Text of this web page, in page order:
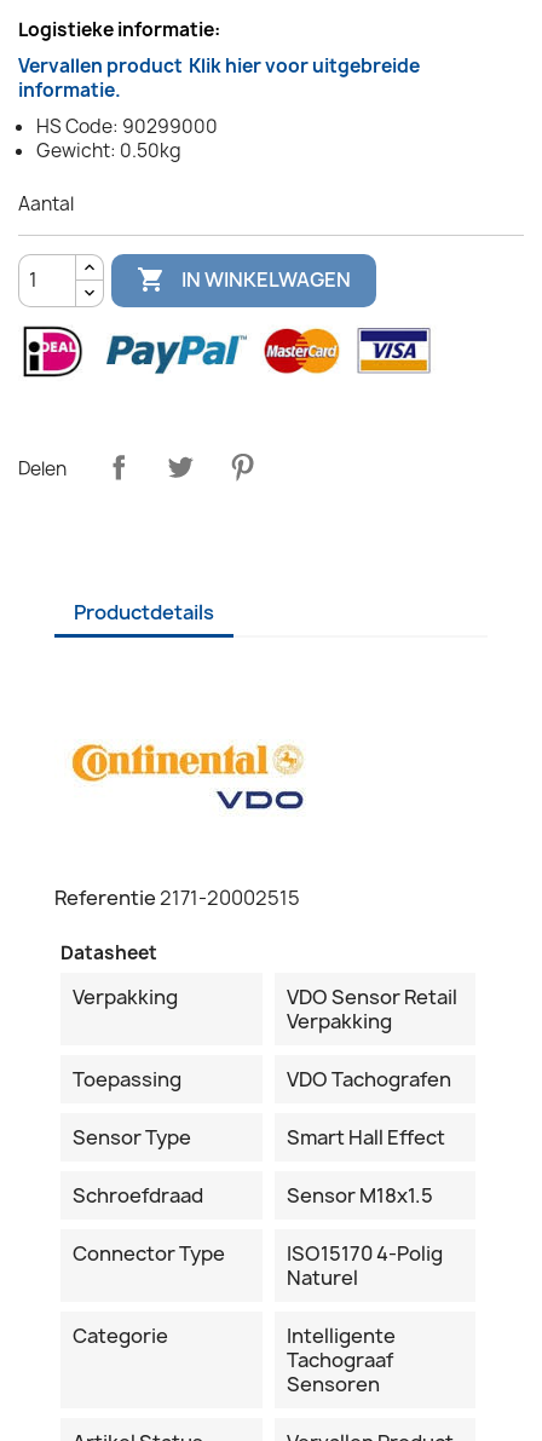
Logistieke informatie:
Vervallen product Klik hier voor uitgebreide
informatie.
HS Code: 90299000
Gewicht: 0.50kg
Aantal
 IN WINKELWAGEN
Delen
Productdetails
Referentie2171-20002515
Datasheet
Verpakking
VDO Sensor Retail
Verpakking
Toepassing VDO Tachografen
Sensor Type Smart Hall Effect
Schroefdraad Sensor M18x1.5
Connector Type
ISO15170 4-Polig
Naturel
Categorie
Intelligente
Tachograaf
Sensoren